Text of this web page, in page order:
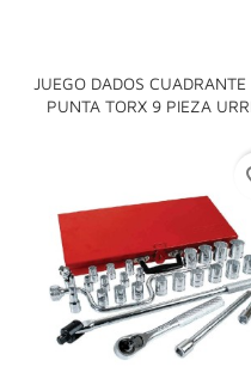
JUEGO DADOS
PUNTA TORX 9 PIEZA
